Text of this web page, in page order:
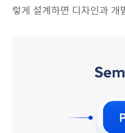
렇게 설계하면 디자인과